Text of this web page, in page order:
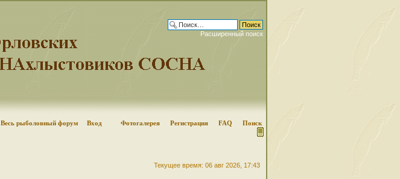
Расширенный поиск
Весь рыболовный форум Вход Фотогалерея Регистрация FAQ Поиск
Текущее время: 06 авг 2026, 17:43